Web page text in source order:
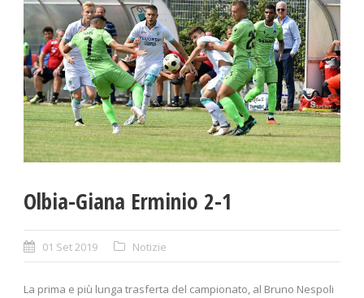
Olbia-Giana Erminio 2-1
01 Set 2019 Notizie
La prima e più lunga trasferta del campionato, al Bruno Nespoli